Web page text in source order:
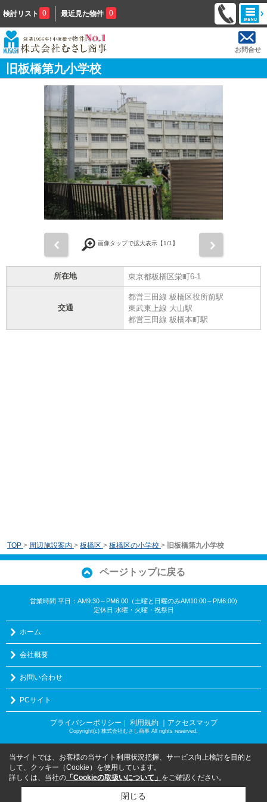
検討リスト 0 最近見た物件 0
お問合せ
旧板橋第九小学校
画像タップで拡大表示【1/1】
所在地 東京都板橋区栄町6-1
交通
都営三田線 板橋区役所前駅
東武東上線 大山駅
都営三田線 板橋本町駅
TOP > 周辺施設案内 > 板橋区 > 板橋区の小学校 > 旧板橋第九小学校
ページトップに戻る
営業時間:平日：AM9:30～PM6:00（土曜と日曜のみAM10:00～PM6:00)
定休日:水曜・火曜・祝祭日
ホーム
会社概要
お問い合わせ
PCサイト
プライバシーポリシー ｜ 利用規約 ｜アクセスマップ
Copyright(c) 株式会社むさし商事 All rights reserved.
当サイトでは、お客様の当サイト利用状況把握、サービス向上検討を目的と
して、クッキー（Cookie）を使用しています。
詳しくは、当社の 「Cookieの取扱いについて」 をご確認ください。
閉じる